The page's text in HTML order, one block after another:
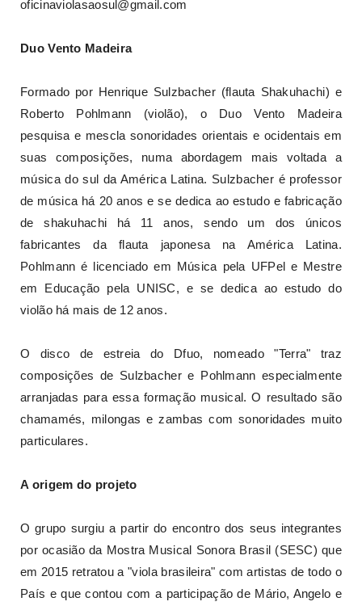
oficinaviolasaosul@gmail.com
Duo Vento Madeira
Formado por Henrique Sulzbacher (flauta Shakuhachi) e
Roberto Pohlmann (violão), o Duo Vento Madeira
pesquisa e mescla sonoridades orientais e ocidentais em
suas composições, numa abordagem mais voltada a
música do sul da América Latina. Sulzbacher é professor
de música há 20 anos e se dedica ao estudo e fabricação
de shakuhachi há 11 anos, sendo um dos únicos
fabricantes da flauta japonesa na América Latina.
Pohlmann é licenciado em Música pela UFPel e Mestre
em Educação pela UNISC, e se dedica ao estudo do
violão há mais de 12 anos.
O disco de estreia do Dfuo, nomeado "Terra" traz
composições de Sulzbacher e Pohlmann especialmente
arranjadas para essa formação musical. O resultado são
chamamés, milongas e zambas com sonoridades muito
particulares.
A origem do projeto
O grupo surgiu a partir do encontro dos seus integrantes
por ocasião da Mostra Musical Sonora Brasil (SESC) que
em 2015 retratou a "viola brasileira" com artistas de todo o
País e que contou com a participação de Mário, Angelo e